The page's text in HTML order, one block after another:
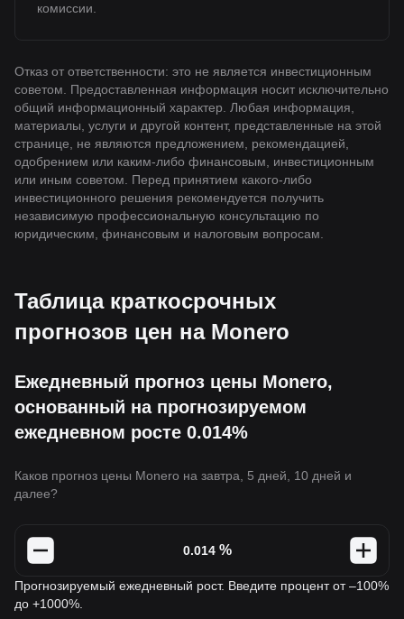
комиссии.
Отказ от ответственности: это не является инвестиционным
советом. Предоставленная информация носит исключительно
общий информационный характер. Любая информация,
материалы, услуги и другой контент, представленные на этой
странице, не являются предложением, рекомендацией,
одобрением или каким-либо финансовым, инвестиционным
или иным советом. Перед принятием какого-либо
инвестиционного решения рекомендуется получить
независимую профессиональную консультацию по
юридическим, финансовым и налоговым вопросам.
Таблица краткосрочных
прогнозов цен на Monero
Ежедневный прогноз цены Monero,
основанный на прогнозируемом
ежедневном росте 0.014%
Каков прогноз цены Monero на завтра, 5 дней, 10 дней и
далее?
%
Прогнозируемый ежедневный рост. Введите процент от –100%
до +1000%.